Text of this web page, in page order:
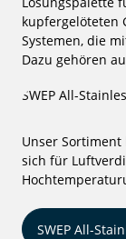
kupfergelöteten
Systemen, die
Dazu gehören
SWEP All-
Unser
sich für
SWEP All-